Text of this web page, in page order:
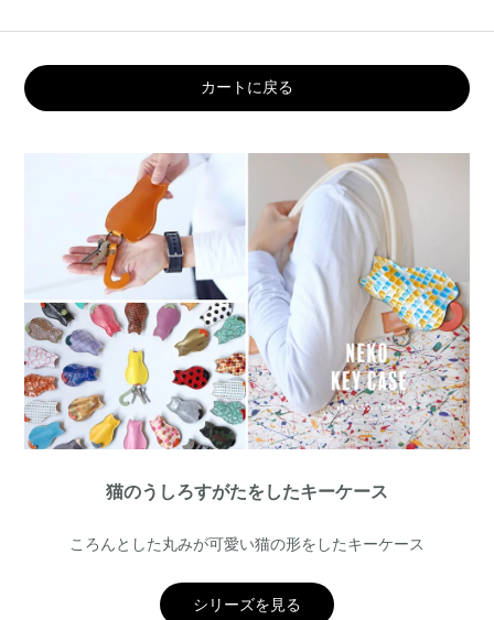
カートに戻る
猫のうしろすがたをしたキーケース
ころんとした丸みが可愛い猫の形をしたキーケース
シリーズを見る